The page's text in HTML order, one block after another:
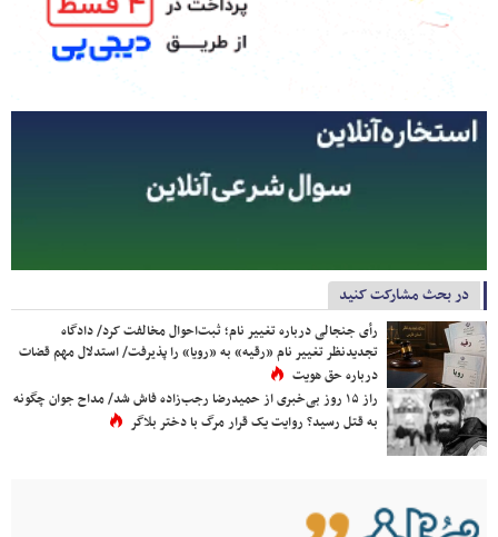
در بحث مشارکت کنید
رأی جنجالی درباره تغییر نام؛ ثبت‌احوال مخالفت کرد/ دادگاه
تجدیدنظر تغییر نام «رقیه» به «رویا» را پذیرفت/ استدلال مهم قضات
درباره حق هویت
راز ۱۵ روز بی‌خبری از حمیدرضا رجب‌زاده فاش شد/ مداح جوان چگونه
به قتل رسید؟ روایت یک قرار مرگ با دختر بلاگر